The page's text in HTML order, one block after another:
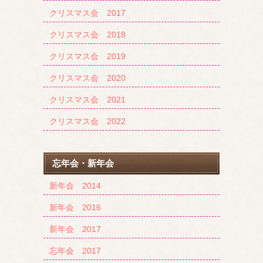
クリスマス会 2017
クリスマス会 2018
クリスマス会 2019
クリスマス会 2020
クリスマス会 2021
クリスマス会 2022
忘年会・新年会
新年会 2014
新年会 2016
新年会 2017
忘年会 2017